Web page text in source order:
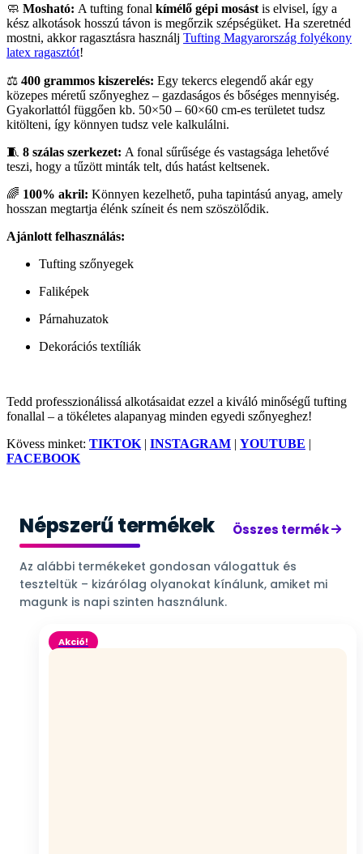
🧼 Mosható: A tufting fonal kímélő gépi mosást is elvisel, így a
kész alkotások hosszú távon is megőrzik szépségüket. Ha szeretnéd
mostni, akkor ragasztásra használj Tufting Magyarország folyékony
latex ragasztót!
⚖️ 400 grammos kiszerelés: Egy tekercs elegendő akár egy
közepes méretű szőnyeghez – gazdaságos és bőséges mennyiség.
Gyakorlattól függően kb. 50×50 – 60×60 cm-es területet tudsz
kitölteni, így könnyen tudsz vele kalkulálni.
🧵 8 szálas szerkezet: A fonal sűrűsége és vastagsága lehetővé
teszi, hogy a tűzött minták telt, dús hatást keltsenek.
🌈 100% akril: Könnyen kezelhető, puha tapintású anyag, amely
hosszan megtartja élénk színeit és nem szöszölődik.
Ajánlott felhasználás:
Tufting szőnyegek
Faliképek
Párnahuzatok
Dekorációs textíliák
Tedd professzionálissá alkotásaidat ezzel a kiváló minőségű tufting
fonallal – a tökéletes alapanyag minden egyedi szőnyeghez!
Kövess minket: TIKTOK | INSTAGRAM | YOUTUBE |
FACEBOOK
Népszerű termékek Összes termék
Az alábbi termékeket gondosan válogattuk és
teszteltük – kizárólag olyanokat kínálunk, amiket mi
magunk is napi szinten használunk.
Akció!